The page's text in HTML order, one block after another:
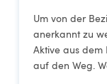
Um von der
anerkannt zu
Aktive aus dem
auf den Weg.